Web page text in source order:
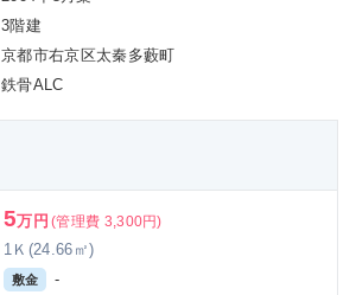
3階建
京都市右京区太秦多藪町
鉄骨ALC
5万円 (管理費 3,300円)
1Ｋ(24.66㎡)
敷金 -